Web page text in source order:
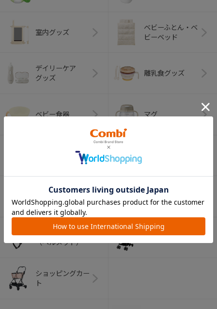
室内グッズ
ベビーふとん・ベ
ビーベッド
デイリーケア
グッズ
離乳食グッズ
ベビー食器 マグ
おはし・スプー
オーラルケア
（お口のケア）
ベビートイ
（ヘルメット）
ペット用品
ショッピングカー
ト